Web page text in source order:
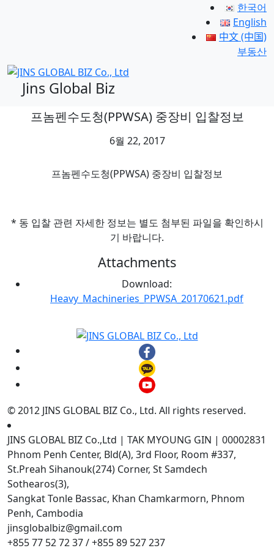
한국어
English
中文 (中国)
부동산
Jins Global Biz
프놈펜수도청(PPWSA) 중장비 입찰정보
6월 22, 2017
프놈펜수도청(PPWSA) 중장비 입찰정보
* 동 입찰 관련 자세한 정보는 별도 첨부된 파일을 확인하시
기 바랍니다.
Attachments
Download:
Heavy_Machineries_PPWSA_20170621.pdf
© 2012 JINS GLOBAL BIZ Co., Ltd. All rights reserved.
JINS GLOBAL BIZ Co.,Ltd | TAK MYOUNG GIN | 00002831
Phnom Penh Center, Bld(A), 3rd Floor, Room #337,
St.Preah Sihanouk(274) Corner, St Samdech
Sothearos(3),
Sangkat Tonle Bassac, Khan Chamkarmorn, Phnom
Penh, Cambodia
jinsglobalbiz@gmail.com
+855 77 52 72 37 / +855 89 527 237